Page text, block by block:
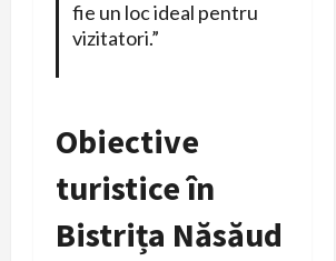
fie un loc ideal pentru
vizitatori.”
Obiective
turistice în
Bistrița Năsăud